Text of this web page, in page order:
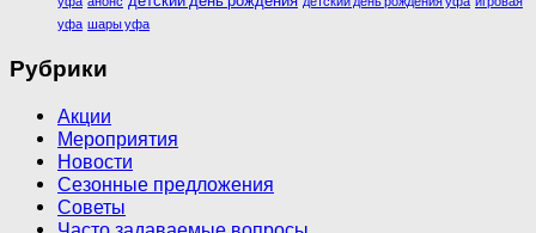
уфа шары уфа
Рубрики
Акции
Мероприятия
Новости
Сезонные предложения
Советы